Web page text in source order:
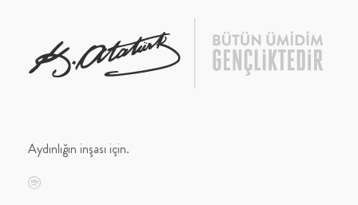
Aydınlığın inşası için.